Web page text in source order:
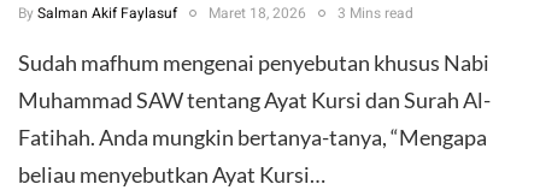
By Salman Akif Faylasuf Maret 18, 2026 3 Mins read
Sudah mafhum mengenai penyebutan khusus Nabi
Muhammad SAW tentang Ayat Kursi dan Surah Al-
Fatihah. Anda mungkin bertanya-tanya, “Mengapa
beliau menyebutkan Ayat Kursi…